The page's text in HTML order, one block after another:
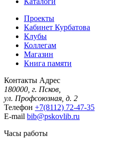
Проекты
Кабинет Курбатова
Клубы
Коллегам
Магазин
Книга памяти
Контакты Адрес
180000, г. Псков,
ул. Профсоюзная, д. 2
Телефон +7(8112) 72-47-35
E-mail bib@pskovlib.ru
Часы работы